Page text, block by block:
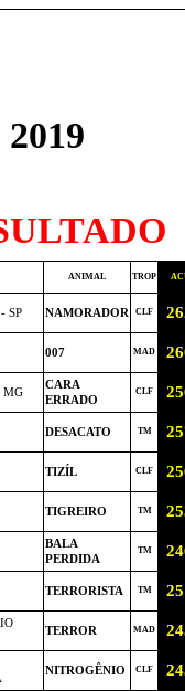
ANIMAL TROP
SP NAMORADOR CLF
007 MAD
MG
CARA
ERRADO
CLF
DESACATO TM
TIZÍL CLF
TIGREIRO TM
BALA
PERDIDA
TM
TERRORISTA TM
TERROR MAD
NITROGÊNIO CLF